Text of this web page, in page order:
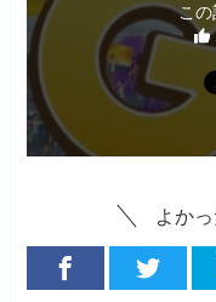
この
よか